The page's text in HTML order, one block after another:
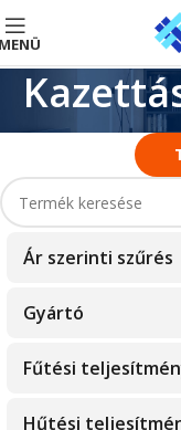
Ár szerinti szűrés
Gyártó
Fűtési
Hűtési